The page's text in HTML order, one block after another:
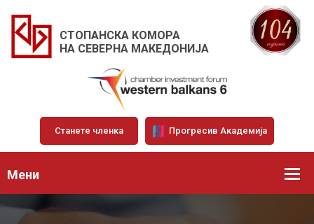
СТОПАНСКА КОМОРА
НА СЕВЕРНА МАКЕДОНИЈА
Станете членка Прогресив Академија
Мени